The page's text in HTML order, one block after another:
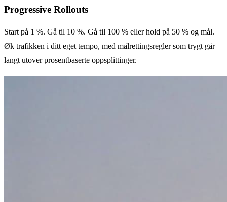
Progressive Rollouts
Start på 1 %. Gå til 10 %. Gå til 100 % eller hold på 50 % og mål.
Øk trafikken i ditt eget tempo, med målrettingsregler som trygt går
langt utover prosentbaserte oppsplittinger.